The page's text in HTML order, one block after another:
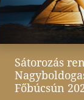
Sátorozás
Főbúcsún